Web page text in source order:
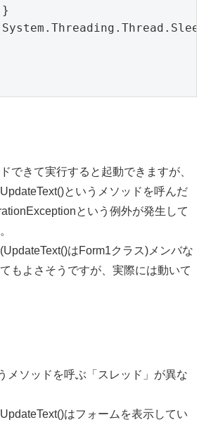
できて実行すると起動できますが、
というメソッドを呼んだ
という例外が発生して
はForm1クラス)メンバな
もよさそうですが、実際には動いて
メソッドを呼ぶ 「スレッド」が異な
はフォームを表示してい